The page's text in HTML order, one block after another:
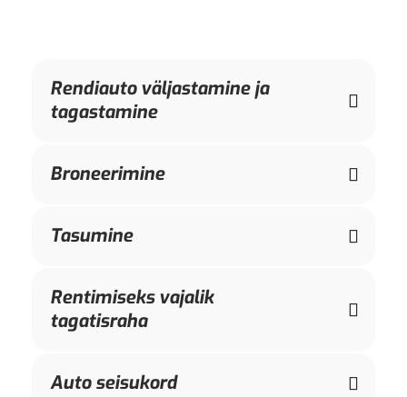
Rendiauto väljastamine ja
tagastamine
Broneerimine
Tasumine
Rentimiseks vajalik
tagatisraha
Auto seisukord